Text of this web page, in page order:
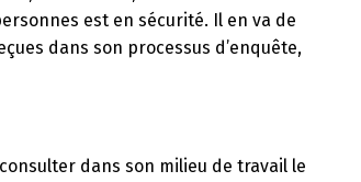
est en sécurité. Il en va de
dans son processus d’enquête,
dans son milieu de travail le